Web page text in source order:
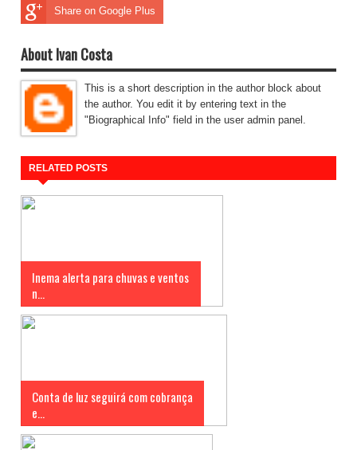
Share on Google Plus
About Ivan Costa
This is a short description in the author block about
the author. You edit it by entering text in the
"Biographical Info" field in the user admin panel.
RELATED POSTS
Inema alerta para chuvas e ventos
n...
Conta de luz seguirá com cobrança
e...